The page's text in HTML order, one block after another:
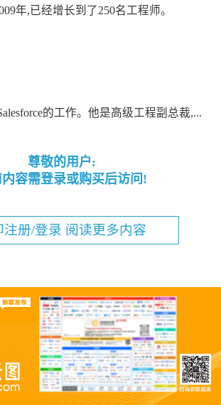
年,已经增长到了250名工程师。
的工作。他是高级工程副总裁,...
尊敬的用户:
内容需登录或购买后访问!
注册/登录 阅读更多内容